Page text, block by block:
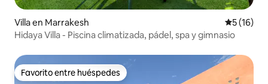
Villa en Marrakesh
5 (16)
Hidaya Villa - Piscina climatizada, pádel, spa y gimnasio
Favorito entre huéspedes
Favorito entre huéspedes